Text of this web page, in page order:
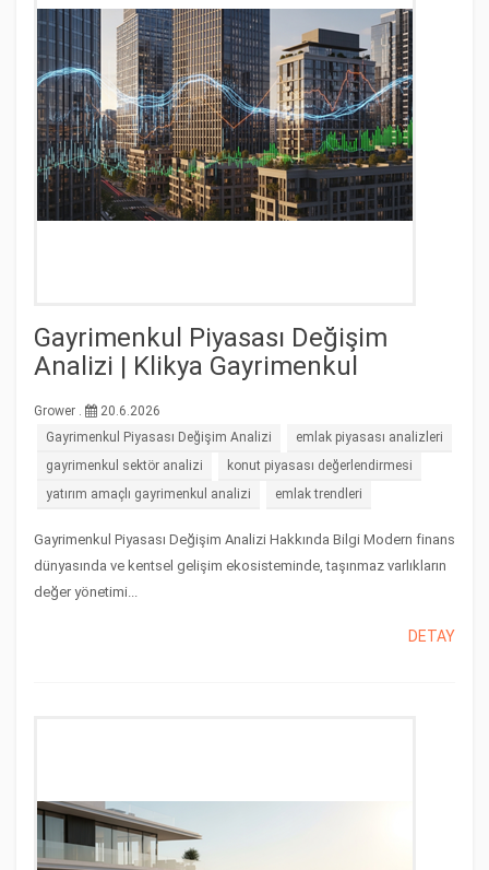
Gayrimenkul Piyasası Değişim
Analizi | Klikya Gayrimenkul
Grower .
20.6.2026
Gayrimenkul Piyasası Değişim Analizi
emlak piyasası analizleri
gayrimenkul sektör analizi
konut piyasası değerlendirmesi
yatırım amaçlı gayrimenkul analizi
emlak trendleri
Gayrimenkul Piyasası Değişim Analizi Hakkında Bilgi Modern finans
dünyasında ve kentsel gelişim ekosisteminde, taşınmaz varlıkların
değer yönetimi...
DETAY